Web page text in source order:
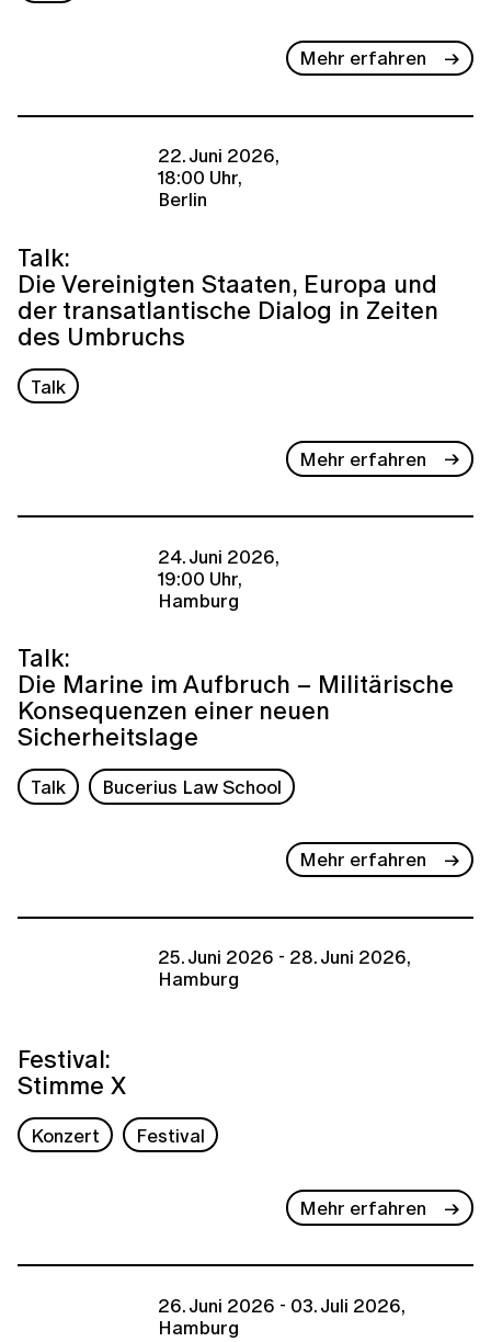
Mehr erfahren
22. Juni 2026,
18:00 Uhr,
Berlin
Talk:
Die Vereinigten Staaten, Europa und
der transatlantische Dialog in Zeiten
des Umbruchs
Talk
Mehr erfahren
24. Juni 2026,
19:00 Uhr,
Hamburg
Talk:
Die Marine im Aufbruch – Militärische
Konsequenzen einer neuen
Sicherheitslage
Talk Bucerius Law School
Mehr erfahren
25. Juni 2026 - 28. Juni 2026,
Hamburg
Festival:
Stimme X
Konzert Festival
Mehr erfahren
26. Juni 2026 - 03. Juli 2026,
Hamburg